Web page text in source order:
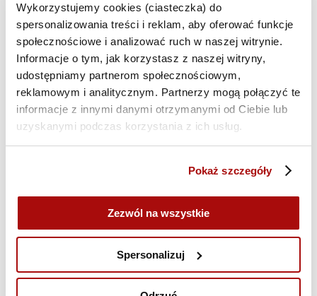
Wykorzystujemy cookies (ciasteczka) do
spersonalizowania treści i reklam, aby oferować funkcje
społecznościowe i analizować ruch w naszej witrynie.
Informacje o tym, jak korzystasz z naszej witryny,
udostępniamy partnerom społecznościowym,
reklamowym i analitycznym. Partnerzy mogą połączyć te
informacje z innymi danymi otrzymanymi od Ciebie lub
uzyskanymi podczas korzystania z ich usług.
Pokaż szczegóły
Zezwól na wszystkie
Spersonalizuj
36 prelekcjiprowadzonych przez topowych
praktyków e-commerce
Warsztaty na żywoz konkretnymi rozwiązaniami
dla Twojego biznesu
After Party w Hard Rock Cafe
– networking w
luźnej atmosferze
Dodatkowe benefity: kursy Allegro ADS i Allegro
Jak skutecznie sprzedawać na różnych platformach
marketplace
Jak automatyzować procesy, skalować sprzedaż i